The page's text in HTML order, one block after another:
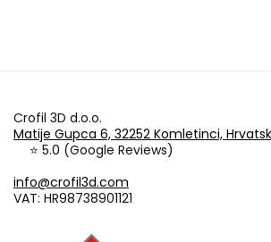
Crofil 3D d.o.o.
Matije Gupca 6, 32252 Komletinci,
⭐ 5.0 (Google Reviews)
info@crofil3d.com
VAT: HR98738901121